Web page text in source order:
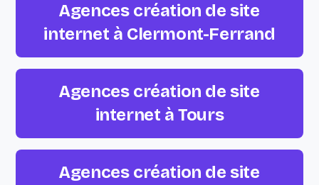
Agences création de site
internet à Clermont-Ferrand
Agences création de site
internet à Tours
Agences création de site